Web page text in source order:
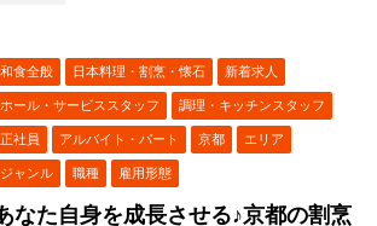
和食全般 日本料理・割烹・懐石 新着求人
ホール・サービススタッフ 調理・キッチンスタッフ
正社員 アルバイト・パート 京都 エリア
ジャンル 職種 雇用形態
なた自身を成長させる♪京都の割烹